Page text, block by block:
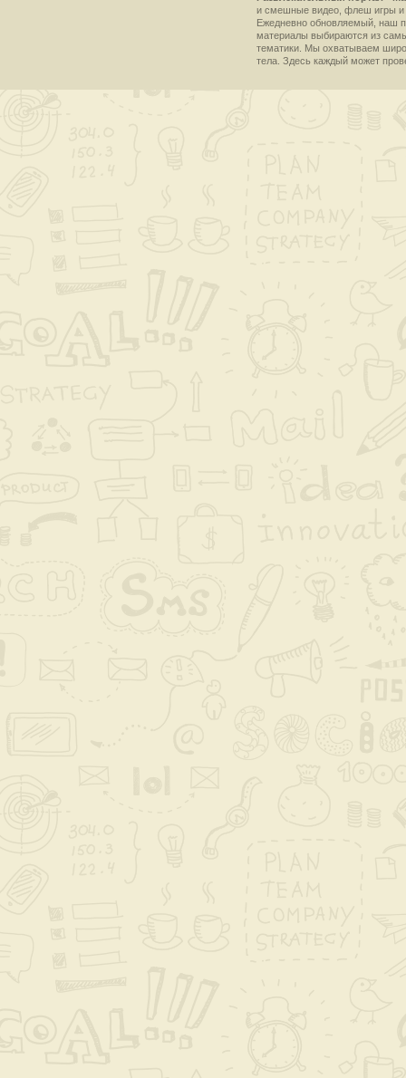
и смешные видео, флеш игры и
Ежедневно обновляемый, наш
материалы выбираются из
тематики. Мы охватываем
тела. Здесь каждый может